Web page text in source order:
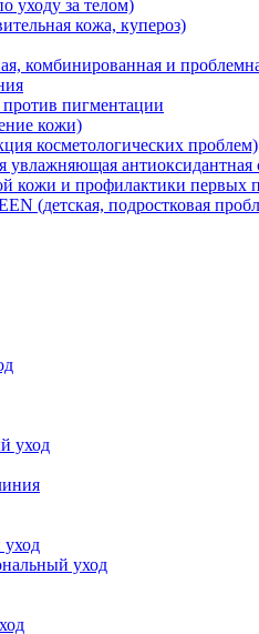
уходу за телом)
кожа, купероз)
комбинированная и
пигментации
кожи)
косметологических проблем)
антиоксидантная
кожи и профилактики первых
(детская, подростковая
уход
уход